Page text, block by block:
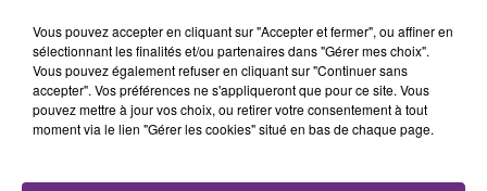
TRYO OFENBACH & STARSAILOR
Four To The Floor
Vous pouvez accepter en cliquant sur "Accepter et fermer", ou affiner en
sélectionnant les finalités et/ou partenaires dans "Gérer mes choix".
Vous pouvez également refuser en cliquant sur "Continuer sans
accepter". Vos préférences ne s'appliqueront que pour ce site. Vous
pouvez mettre à jour vos choix, ou retirer votre consentement à tout
moment via le lien "Gérer les cookies" situé en bas de chaque page.